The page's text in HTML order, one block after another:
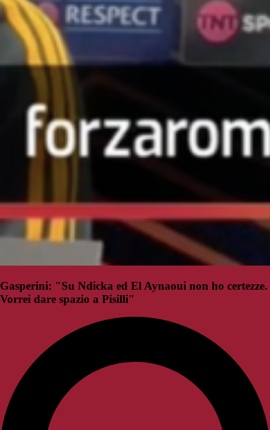
Gasperini: "Su Ndicka ed El Aynaoui non ho certezze.
Vorrei dare spazio a Pisilli"